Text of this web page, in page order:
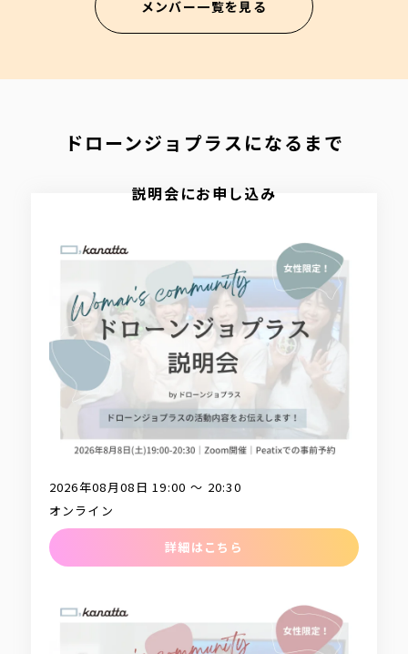
メンバー一覧を見る
ドローンジョプラスになるまで
説明会にお申し込み
2026年08月08日 19:00 〜 20:30
オンライン
詳細はこちら